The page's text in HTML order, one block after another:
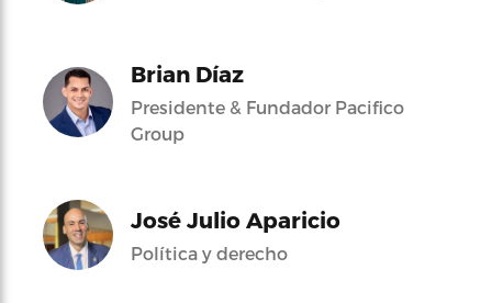
Brian Díaz
Presidente & Fundador Pacifico
Group
José Julio Aparicio
Política y derecho